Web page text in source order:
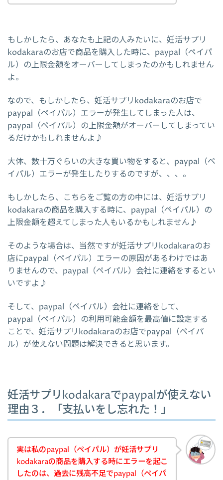
もしかしたら、あなたも上記の人みたいに、妊活サプリ
kodakaraのお店で商品を購入した時に、paypal（ペイパ
ル）の上限金額をオーバーしてしまったのかもしれません
よ。
なので、もしかしたら、妊活サプリkodakaraのお店で
paypal（ペイパル）エラーが発生してしまった人は、
paypal（ペイパル）の上限金額がオーバーしてしまってい
るだけかもしれませんよ♪
大体、数十万ぐらいの大きな買い物をすると、paypal（ペ
イパル）エラーが発生したりするのですが、、、。
もしかしたら、こちらをご覧の方の中には、妊活サプリ
kodakaraの商品を購入する時に、paypal（ペイパル）の
上限金額を超えてしまった人もいるかもしれません♪
そのような場合は、当然ですが妊活サプリkodakaraのお
店にpaypal（ペイパル）エラーの原因があるわけではあ
りませんので、paypal（ペイパル）会社に連絡をするとい
いですよ♪
そして、paypal（ペイパル）会社に連絡をして、
paypal（ペイパル）の利用可能金額を最高値に設定する
ことで、妊活サプリkodakaraのお店でpaypal（ペイパ
ル）が使えない問題は解決できると思います。
妊活サプリkodakaraでpaypalが使えない
理由３．「支払いをし忘れた！」
実は私のpaypal（ペイパル）が妊活サプリ
kodakaraの商品を購入する時にエラーを起こ
したのは、過去に残高不足でpaypal（ペイパ